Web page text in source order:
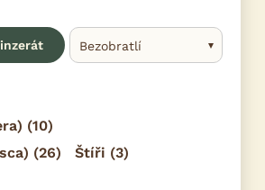
Bezobratlí
(10)
(26) Štíři (3)